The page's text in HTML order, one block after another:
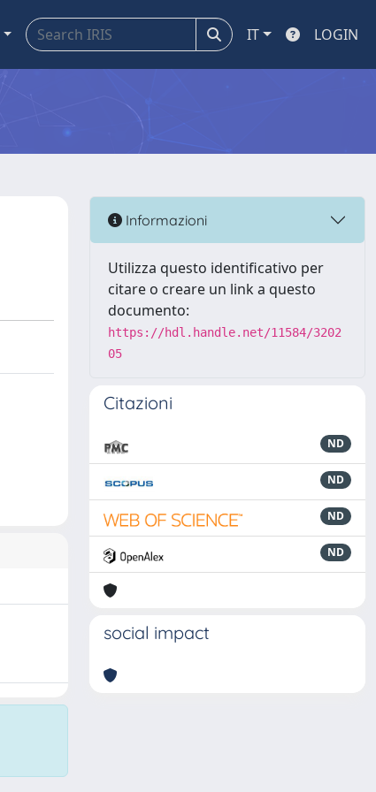
IT LOGIN
Informazioni
Utilizza questo identificativo per
citare o creare un link a questo
documento:
https://hdl.handle.net/11584/3202
05
Citazioni
ND
ND
ND
ND
social impact